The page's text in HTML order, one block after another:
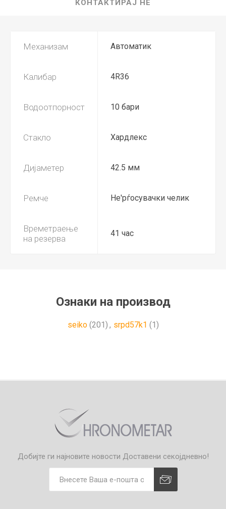
КОНТАКТИРАЈ НЕ
Механизам Автоматик
Калибар 4R36
Водоотпорност 10 бари
Стакло Хардлекс
Дијаметер 42.5 мм
Ремче Не'рѓосувачки челик
Времетраење
на резерва
41 час
Ознаки на производ
seiko (201) , srpd57k1 (1)
Добијте ги најновите новости Доставени секојдневно!